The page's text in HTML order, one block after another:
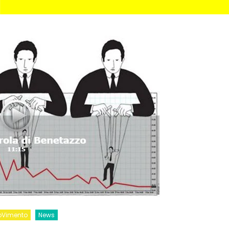
News
Informazione
al biologico italiano
Nord. Il settore è a
Evidenza Informazione
Acque sempre agitate tra i
democratici di Caposele